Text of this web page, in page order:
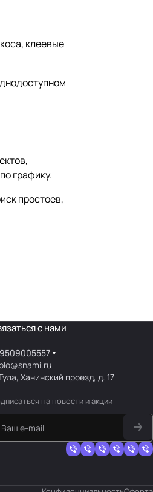
клеевые
графику.
простоев,
с нами
Ханинский проезд, д. 17
на новости и акции